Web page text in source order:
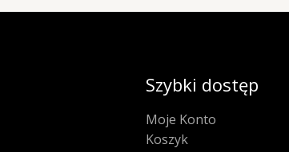
Szybki dostęp
Moje Konto
Koszyk